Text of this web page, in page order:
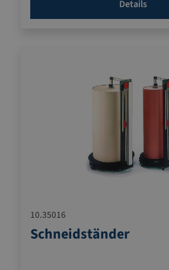
Details
10.35016
Schneidständer